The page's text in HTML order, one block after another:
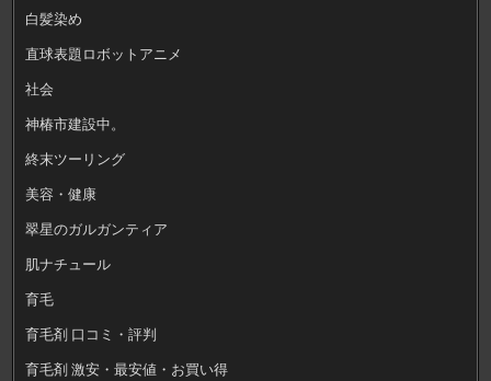
白髪染め
直球表題ロボットアニメ
社会
神椿市建設中。
終末ツーリング
美容・健康
翠星のガルガンティア
肌ナチュール
育毛
育毛剤 口コミ・評判
育毛剤 激安・最安値・お買い得